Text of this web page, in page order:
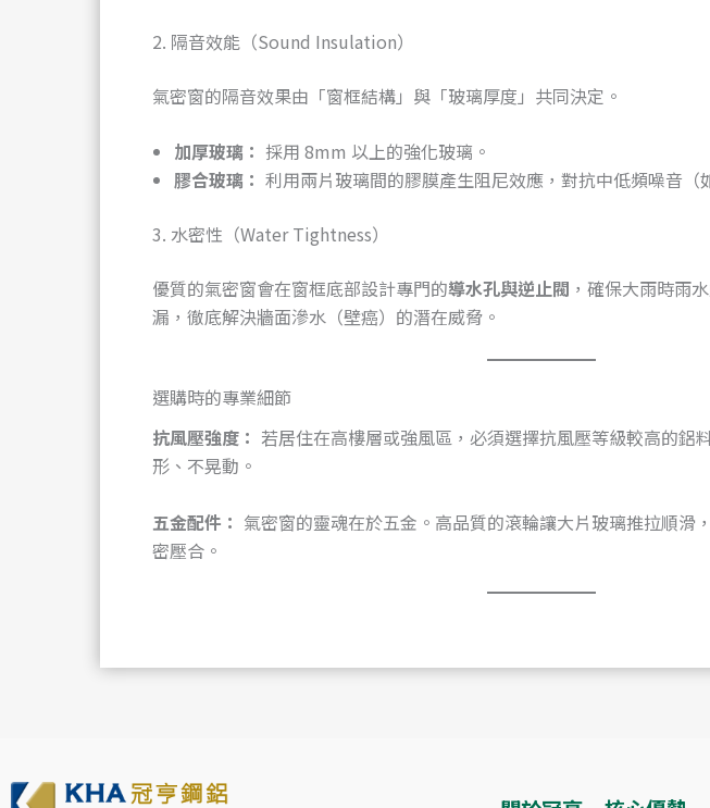
2. 隔音效能（Sound Insulation）
氣密窗的隔音效果由「窗框結構」與「玻璃厚度」共同決定。
加厚玻璃： 採用 8mm 以上的強化玻璃。
膠合玻璃： 利用兩片玻璃間的膠膜產生阻尼效應，對抗中低頻噪音（
3. 水密性（Water Tightness）
優質的氣密窗會在窗框底部設計專門的導水孔與逆止閥 ，確保大雨時雨
漏，徹底解決牆面滲水（壁癌）的潛在威脅。
選購時的專業細節
抗風壓強度： 若居住在高樓層或強風區，必須選擇抗風壓等級較高的鋁
形、不晃動。
五金配件： 氣密窗的靈魂在於五金。高品質的滾輪讓大片玻璃推拉順滑
密壓合。